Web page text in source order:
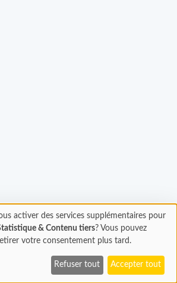
activer des services supplémentaires pour
& Contenu tiers? Vous pouvez
votre consentement plus tard.
Refuser tout Accepter tout